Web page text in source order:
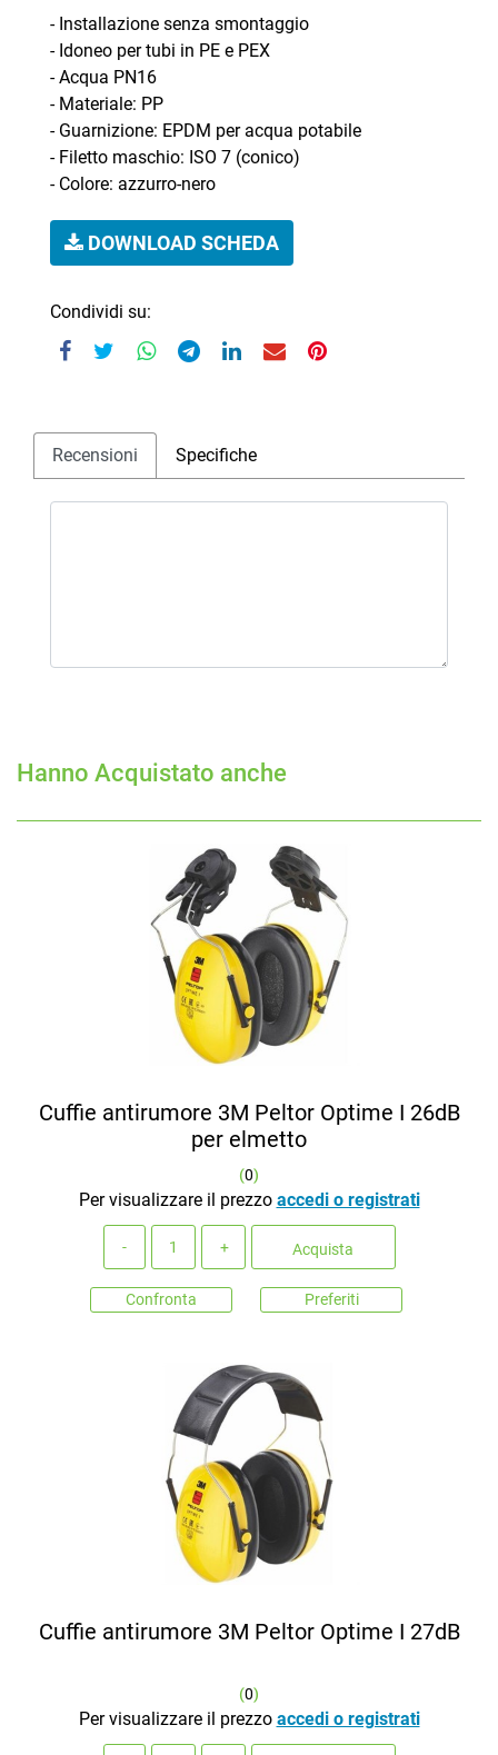
- Installazione senza smontaggio
- Idoneo per tubi in PE e PEX
- Acqua PN16
- Materiale: PP
- Guarnizione: EPDM per acqua potabile
- Filetto maschio: ISO 7 (conico)
- Colore: azzurro-nero
DOWNLOAD SCHEDA
Condividi su:
Recensioni Specifiche
Hanno Acquistato anche
Cuffie antirumore 3M Peltor Optime I 26dB
per elmetto
(0)
Per visualizzare il prezzo accedi o registrati
Acquista
Confronta Preferiti
Cuffie antirumore 3M Peltor Optime I 27dB
(0)
Per visualizzare il prezzo accedi o registrati